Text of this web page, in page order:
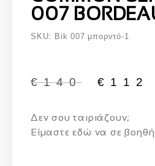
007
SKU: Bik 007 μπορντό-1
€140 € 112
Δεν σου ταιριάζουν;
Eίμαστε εδώ να σε